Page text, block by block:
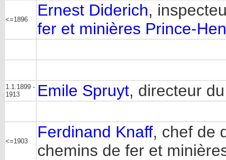
<=1896
Ernest Diderich,
fer et minières Prince-
1.1.1899 -
1913
Emile Spruyt, directeur
<=1903
Ferdinand Knaff, chef de
chemins de fer et